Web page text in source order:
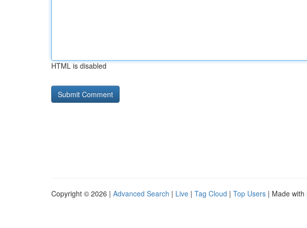
HTML is disabled
Copyright © 2026 | Advanced Search | Live | Tag Cloud | Top Users | Made with